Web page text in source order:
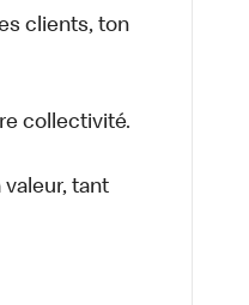
clients, ton
collectivité.
tant